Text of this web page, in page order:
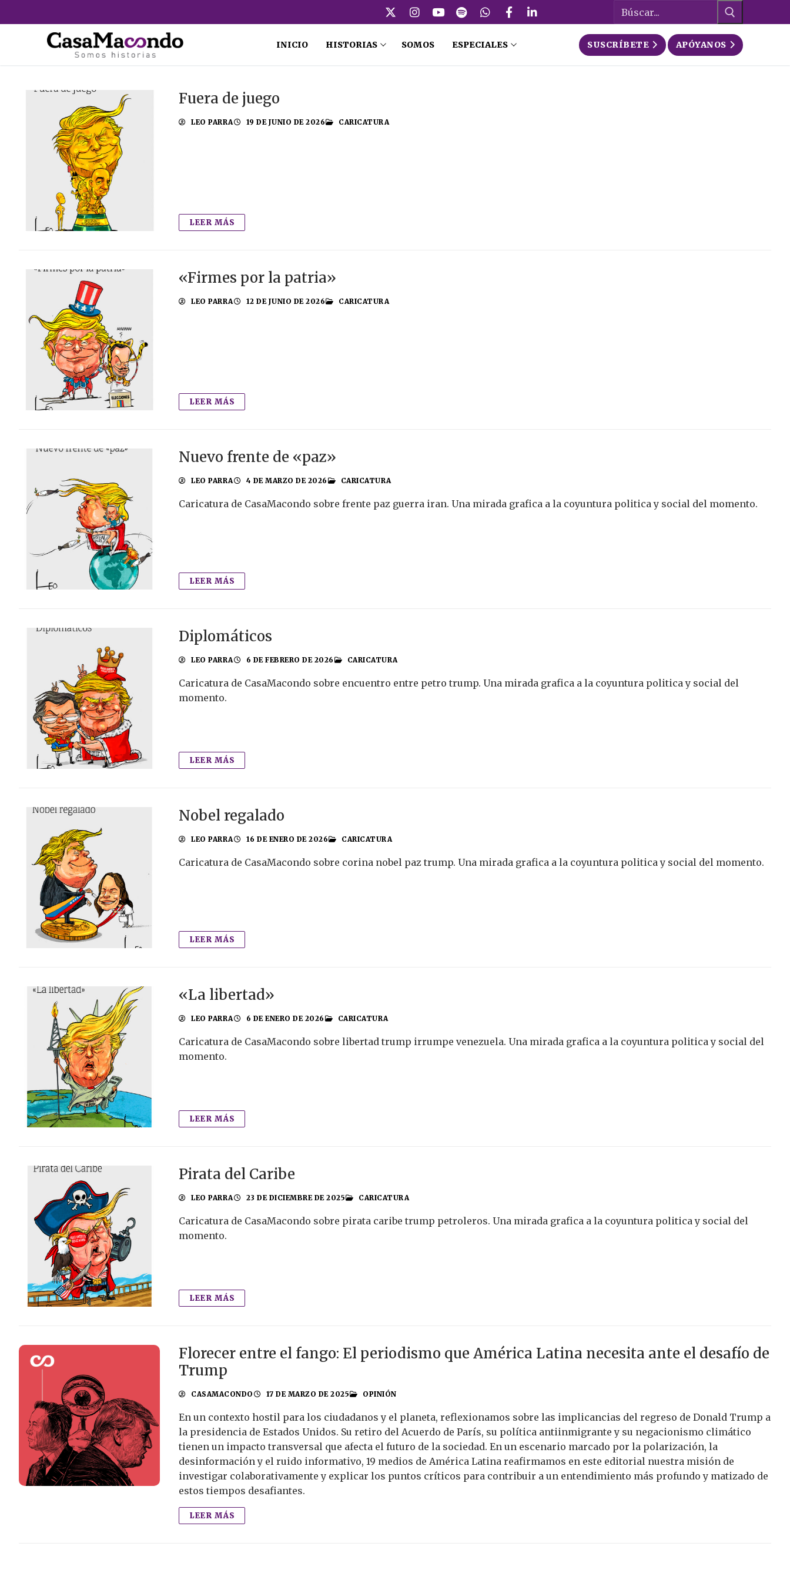
al
contenido
INICIO HISTORIAS SOMOS ESPECIALES SUSCRÍBETE APÓYANOS
Fuera de juego
LEO PARRA 19 DE JUNIO DE 2026 CARICATURA
LEER MÁS
«Firmes por la patria»
LEO PARRA 12 DE JUNIO DE 2026 CARICATURA
LEER MÁS
Nuevo frente de «paz»
LEO PARRA 4 DE MARZO DE 2026 CARICATURA
Caricatura de CasaMacondo sobre frente paz guerra iran. Una mirada grafica a la coyuntura politica y social del momento.
LEER MÁS
Diplomáticos
LEO PARRA 6 DE FEBRERO DE 2026 CARICATURA
Caricatura de CasaMacondo sobre encuentro entre petro trump. Una mirada grafica a la coyuntura politica y social del
momento.
LEER MÁS
Nobel regalado
LEO PARRA 16 DE ENERO DE 2026 CARICATURA
Caricatura de CasaMacondo sobre corina nobel paz trump. Una mirada grafica a la coyuntura politica y social del momento.
LEER MÁS
«La libertad»
LEO PARRA 6 DE ENERO DE 2026 CARICATURA
Caricatura de CasaMacondo sobre libertad trump irrumpe venezuela. Una mirada grafica a la coyuntura politica y social del
momento.
LEER MÁS
Pirata del Caribe
LEO PARRA 23 DE DICIEMBRE DE 2025 CARICATURA
Caricatura de CasaMacondo sobre pirata caribe trump petroleros. Una mirada grafica a la coyuntura politica y social del
momento.
LEER MÁS
Florecer entre el fango: El periodismo que América Latina necesita ante el desafío de
Trump
CASAMACONDO 17 DE MARZO DE 2025 OPINIÓN
En un contexto hostil para los ciudadanos y el planeta, reflexionamos sobre las implicancias del regreso de Donald Trump a
la presidencia de Estados Unidos. Su retiro del Acuerdo de París, su política antiinmigrante y su negacionismo climático
tienen un impacto transversal que afecta el futuro de la sociedad. En un escenario marcado por la polarización, la
desinformación y el ruido informativo, 19 medios de América Latina reafirmamos en este editorial nuestra misión de
investigar colaborativamente y explicar los puntos críticos para contribuir a un entendimiento más profundo y matizado de
estos tiempos desafiantes.
LEER MÁS